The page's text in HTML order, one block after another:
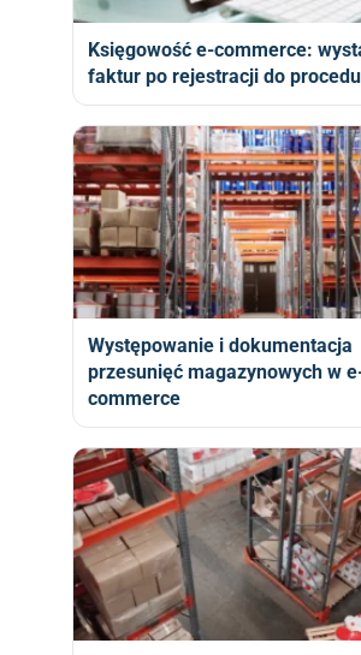
Księgowość e-commerce:
faktur po rejestracji do
Występowanie i dokumentacja
przesunięć magazynowych w
commerce